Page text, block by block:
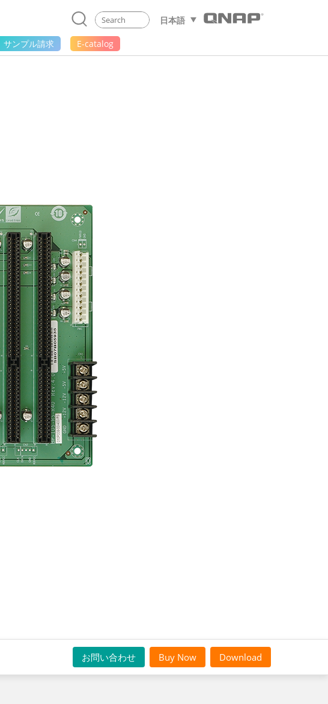
日本語
サンプル請求 E-catalog
お問い合わせ Buy Now Download